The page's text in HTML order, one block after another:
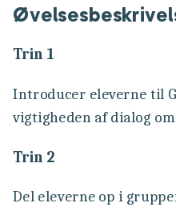
Trin 1
Introducer eleverne til
vigtigheden af dialog
Trin 2
Del eleverne op i